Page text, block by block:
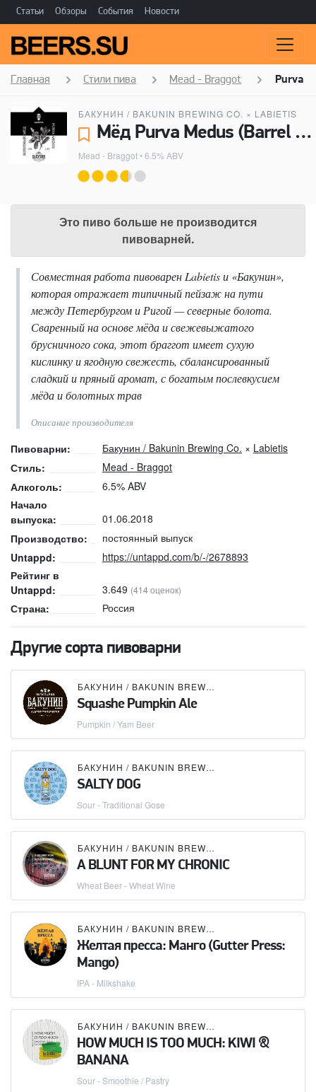
Статьи Обзоры События Новости
Главная Стили пива Mead - Braggot Purva
БАКУНИН / BAKUNIN BREWING CO. × LABIETIS
Мёд Purva Medus (Barrel Aged) - Бакунин / Bakunin Brewing Co., Labietis
Mead - Braggot• 6.5% ABV
Это пиво больше не производится
пивоварней.
Совместная работа пивоварен Labietis и «Бакунин»,
которая отражает типичный пейзаж на пути
между Петербургом и Ригой — северные болота.
Сваренный на основе мёда и свежевыжатого
брусничного сока, этот браггот имеет сухую
кислинку и ягодную свежесть, сбалансированный
сладкий и пряный аромат, с богатым послевкусием
мёда и болотных трав
Описание производителя
Пивоварни: Бакунин / Bakunin Brewing Co. × Labietis
Стиль:
Mead - Braggot
Алкоголь:
6.5% ABV
Начало
выпуска:
01.06.2018
Производство:
постоянный выпуск
Untappd:
https://untappd.com/b/-/2678893
Рейтинг в
Untappd:
3.649 (414 оценок)
Страна: Россия
Другие сорта пивоварни
БАКУНИН / BAKUNIN BREWING CO.
Squashe Pumpkin Ale
Pumpkin / Yam Beer
БАКУНИН / BAKUNIN BREWING CO.
SALTY DOG
Sour - Traditional Gose
БАКУНИН / BAKUNIN BREWING CO.
A BLUNT FOR MY CHRONIC
Wheat Beer - Wheat Wine
БАКУНИН / BAKUNIN BREWING CO.
Желтая пресса: Манго (Gutter Press:
Mango)
IPA - Milkshake
БАКУНИН / BAKUNIN BREWING CO.
HOW MUCH IS TOO MUCH: KIWI &
BANANA
Sour - Smoothie / Pastry